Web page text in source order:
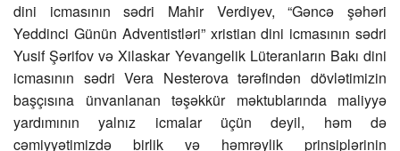
dini icmasının sədri Mahir Verdiyev, “Gəncə şəhəri
Yeddinci Günün Adventistləri” xristian dini icmasının sədri
Yusif Şərifov və Xilaskar Yevangelik Lüteranların Bakı dini
icmasının sədri Vera Nesterova tərəfindən dövlətimizin
başçısına ünvanlanan təşəkkür məktublarında maliyyə
yardımının yalnız icmalar üçün deyil, həm də
cəmiyyətimizdə birlik və həmrəylik prinsiplərinin